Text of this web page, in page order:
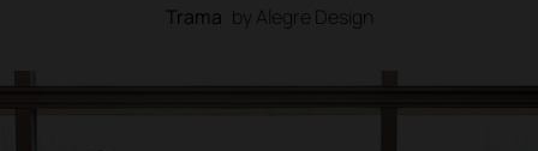
Trama by Alegre Design